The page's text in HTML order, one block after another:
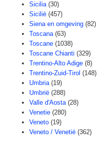
Sicilia (30)
Sicilië (457)
Siena en omgeving (82)
Toscana (63)
Toscane (1038)
Toscane Chianti (329)
Trentino-Alto Adige (8)
Trentino-Zuid-Tirol (148)
Umbria (19)
Umbrië (288)
Valle d'Aosta (28)
Venetie (280)
Veneto (19)
Veneto / Venetië (362)